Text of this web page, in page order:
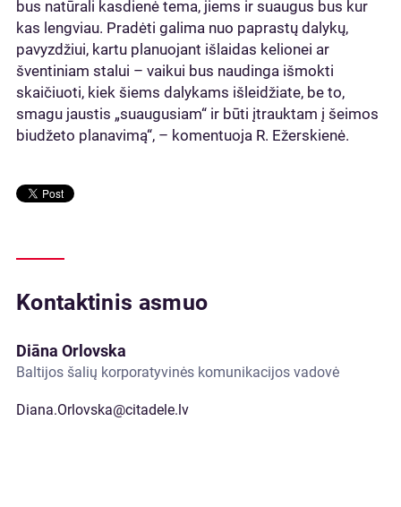
bus natūrali kasdienė tema, jiems ir suaugus bus kur
kas lengviau. Pradėti galima nuo paprastų dalykų,
pavyzdžiui, kartu planuojant išlaidas kelionei ar
šventiniam stalui – vaikui bus naudinga išmokti
skaičiuoti, kiek šiems dalykams išleidžiate, be to,
smagu jaustis „suaugusiam“ ir būti įtrauktam į šeimos
biudžeto planavimą“, – komentuoja R. Ežerskienė.
Kontaktinis asmuo
Diāna Orlovska
Baltijos šalių korporatyvinės komunikacijos vadovė
Diana.Orlovska@citadele.lv